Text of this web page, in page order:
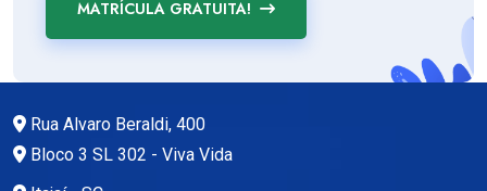
MATRÍCULA GRATUITA!
Rua Alvaro Beraldi, 400
Bloco 3 SL 302 - Viva Vida